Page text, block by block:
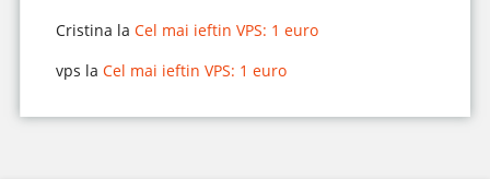
Cristina la Cel mai ieftin VPS: 1 euro
vps la Cel mai ieftin VPS: 1 euro